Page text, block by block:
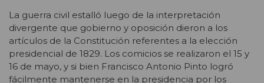
La guerra civil estalló luego de la interpretación
divergente que gobierno y oposición dieron a los
artículos de la Constitución referentes a la elección
presidencial de 1829. Los comicios se realizaron el 15 y
16 de mayo, y si bien Francisco Antonio Pinto logró
fácilmente mantenerse en la presidencia por los